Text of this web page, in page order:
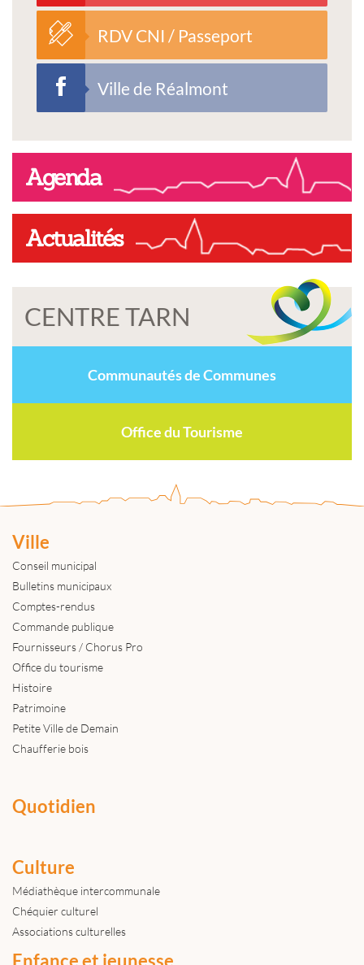
RDV CNI / Passeport
Ville de Réalmont
Agenda
Actualités
CENTRE TARN
Communautés de Communes
Office du Tourisme
Ville
Conseil municipal
Bulletins municipaux
Comptes-rendus
Commande publique
Fournisseurs / Chorus Pro
Office du tourisme
Histoire
Patrimoine
Petite Ville de Demain
Chaufferie bois
Quotidien
Culture
Médiathèque intercommunale
Chéquier culturel
Associations culturelles